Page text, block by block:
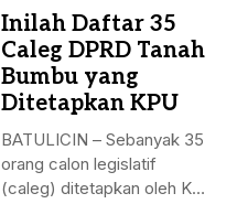
Inilah Daftar 35
Caleg DPRD Tanah
Bumbu yang
Ditetapkan KPU
BATULICIN – Sebanyak 35
orang calon legislatif
(caleg) ditetapkan oleh KPU